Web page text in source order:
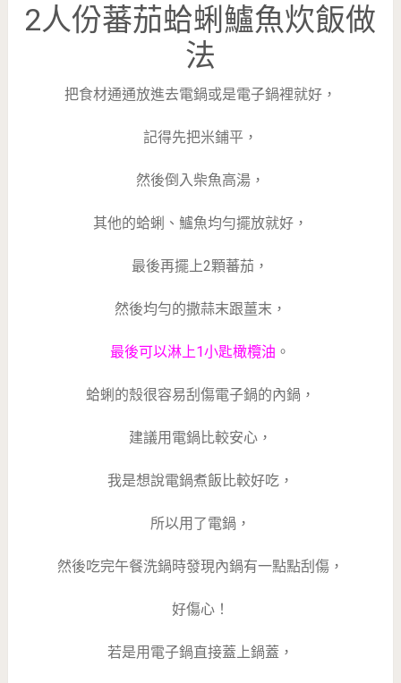
2人份蕃茄蛤蜊鱸魚炊飯做
法
把食材通通放進去電鍋或是電子鍋裡就好，
記得先把米鋪平，
然後倒入柴魚高湯，
其他的蛤蜊、鱸魚均勻擺放就好，
最後再擺上2顆蕃茄，
然後均勻的撒蒜末跟薑末，
最後可以淋上1小匙橄欖油 。
蛤蜊的殼很容易刮傷電子鍋的內鍋，
建議用電鍋比較安心，
我是想說電鍋煮飯比較好吃，
所以用了電鍋，
然後吃完午餐洗鍋時發現內鍋有一點點刮傷，
好傷心！
若是用電子鍋直接蓋上鍋蓋，